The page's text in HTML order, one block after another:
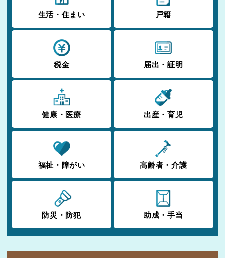
生活・住まい 戸籍
税金 届出・証明
健康・医療 出産・育児
福祉・障がい 高齢者・介護
防災・防犯 助成・手当